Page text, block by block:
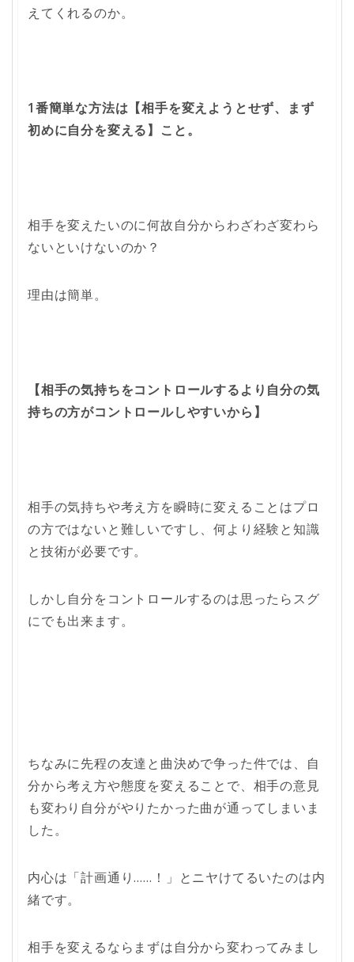
えてくれるのか。
1番簡単な方法は【相手を変えようとせず、まず
初めに自分を変える】こと。
相手を変えたいのに何故自分からわざわざ変わら
ないといけないのか？
理由は簡単。
【相手の気持ちをコントロールするより自分の気
持ちの方がコントロールしやすいから】
相手の気持ちや考え方を瞬時に変えることはプロ
の方ではないと難しいですし、何より経験と知識
と技術が必要です。
しかし自分をコントロールするのは思ったらスグ
にでも出来ます。
ちなみに先程の友達と曲決めで争った件では、自
分から考え方や態度を変えることで、相手の意見
も変わり自分がやりたかった曲が通ってしまいま
した。
内心は「計画通り……！」とニヤけてるいたのは内
緒です。
相手を変えるならまずは自分から変わってみまし